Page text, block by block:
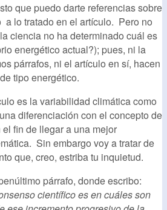
que puedo darte referencias sobre
a lo tratado en el artículo. Pero no
ciencia no ha determinado cuál es
energético actual?); pues, ni la
párrafos, ni el artículo en sí, hacen
tipo energético.
es la variabilidad climática como
diferenciación con el concepto de
fin de llegar a una mejor
Sin embargo voy a tratar de
que, creo, estriba tu inquietud.
párrafo, donde escribo:
científico es en cuáles son